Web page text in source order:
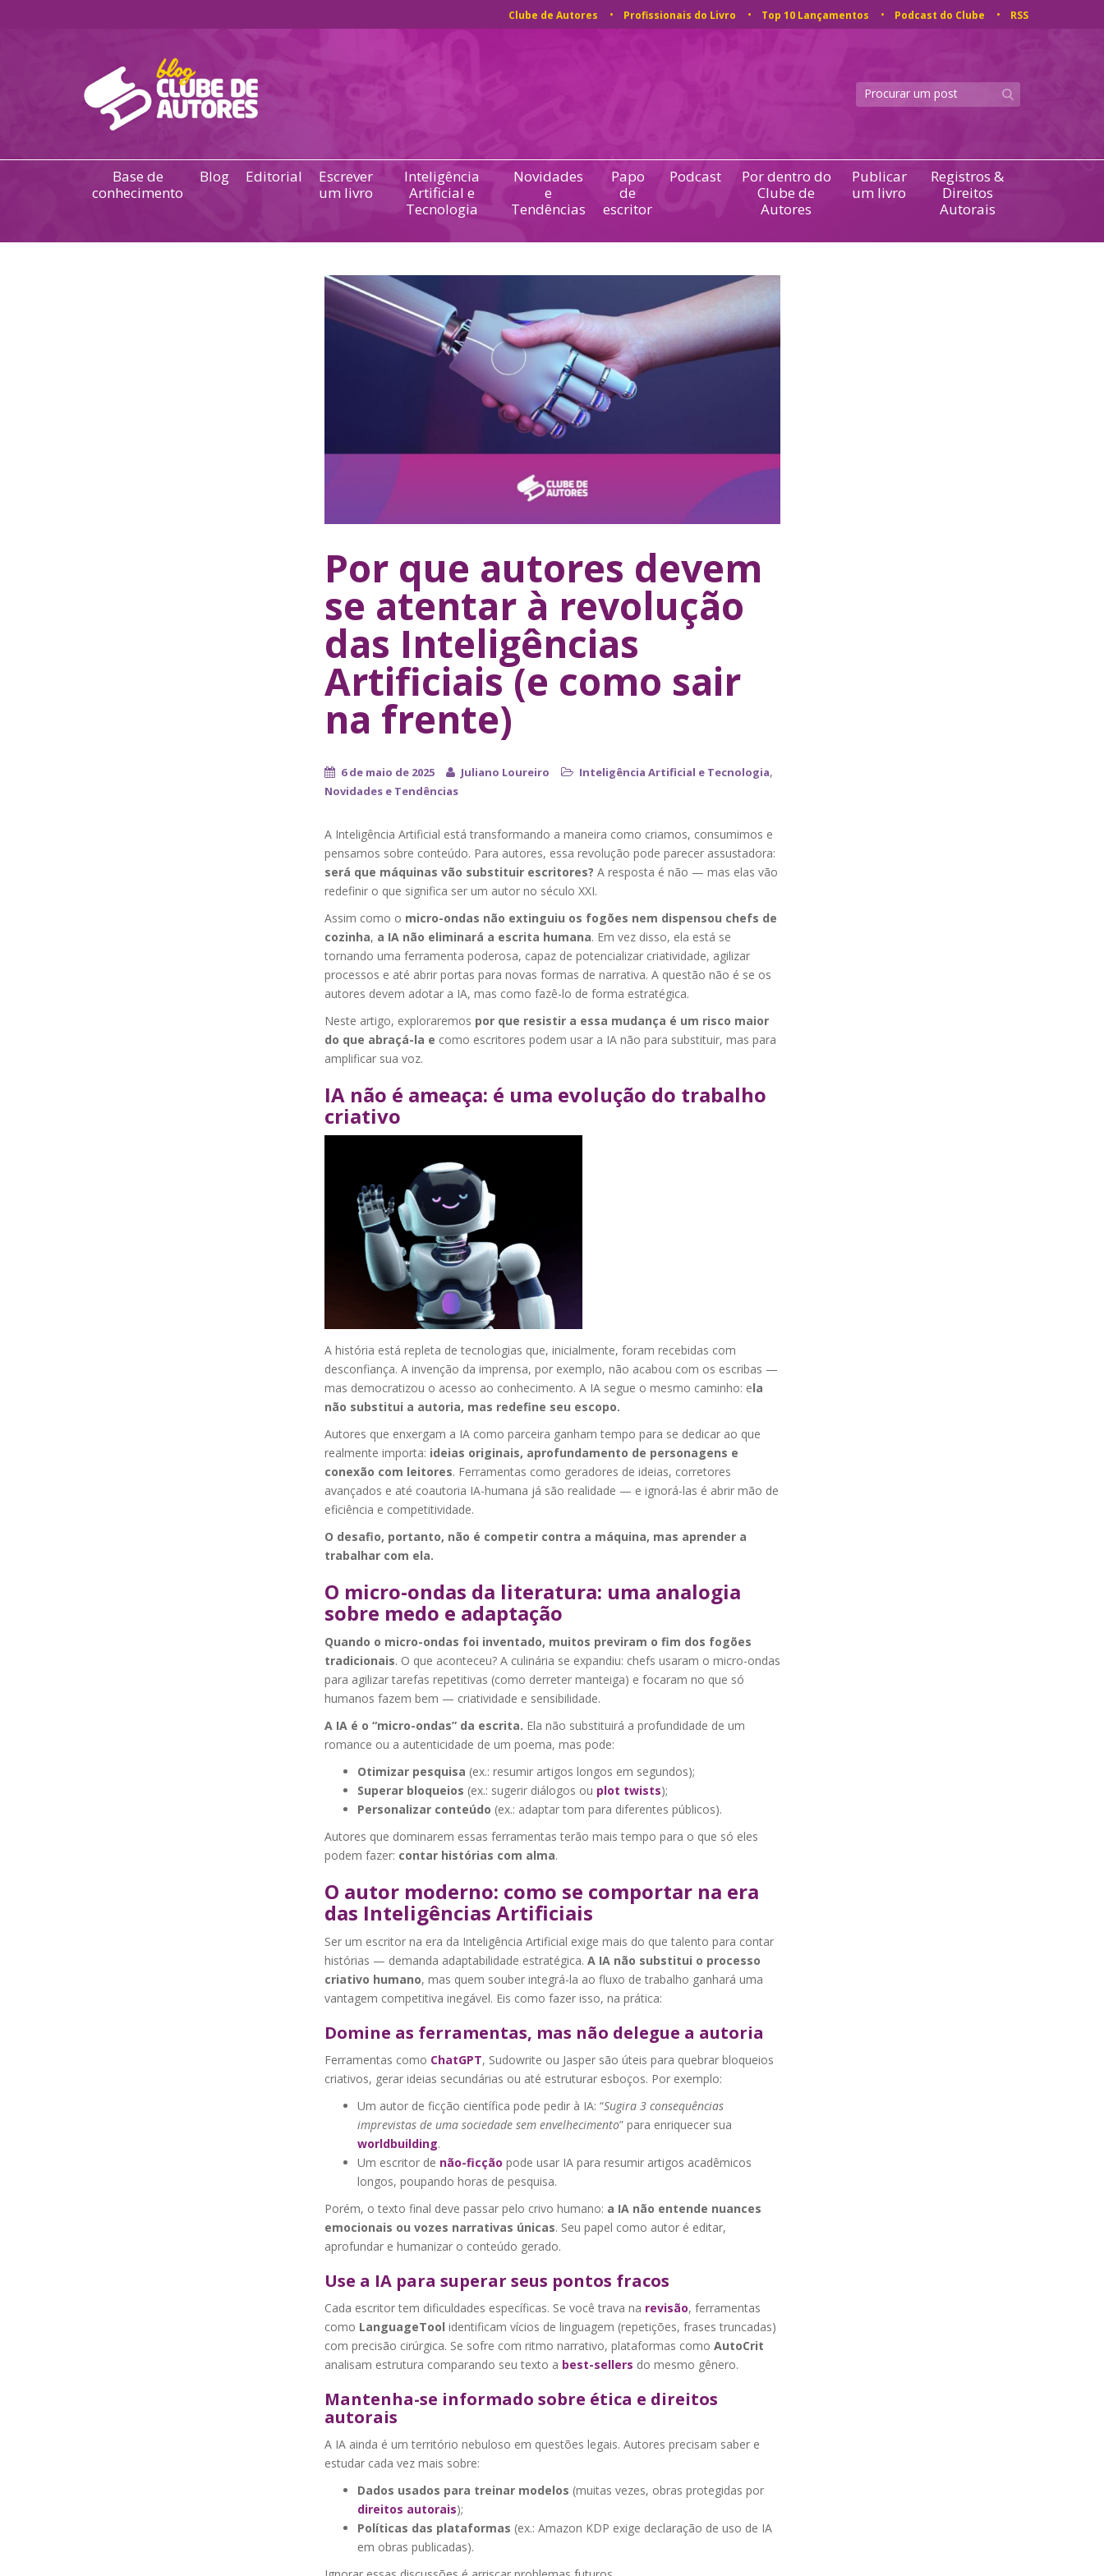
Clube de Autores Profissionais do Livro Top 10 Lançamentos Podcast do Clube RSS
Base de
conhecimento
Blog Editorial
Escrever
um livro
Inteligência
Artificial e
Tecnologia
Novidades
e
Tendências
Papo
de
escritor
Podcast
Por dentro do
Clube de
Autores
Publicar
um livro
Registros &
Direitos
Autorais
Por que autores devem
se atentar à revolução
das Inteligências
Artificiais (e como sair
na frente)
6 de maio de 2025 Juliano Loureiro Inteligência Artificial e Tecnologia,
Novidades e Tendências
A Inteligência Artificial está transformando a maneira como criamos, consumimos e
pensamos sobre conteúdo. Para autores, essa revolução pode parecer assustadora:
será que máquinas vão substituir escritores? A resposta é não — mas elas vão
redefinir o que significa ser um autor no século XXI.
Assim como o micro-ondas não extinguiu os fogões nem dispensou chefs de
cozinha, a IA não eliminará a escrita humana. Em vez disso, ela está se
tornando uma ferramenta poderosa, capaz de potencializar criatividade, agilizar
processos e até abrir portas para novas formas de narrativa. A questão não é se os
autores devem adotar a IA, mas como fazê-lo de forma estratégica.
Neste artigo, exploraremos por que resistir a essa mudança é um risco maior
do que abraçá-la e como escritores podem usar a IA não para substituir, mas para
amplificar sua voz.
IA não é ameaça: é uma evolução do trabalho
criativo
A história está repleta de tecnologias que, inicialmente, foram recebidas com
desconfiança. A invenção da imprensa, por exemplo, não acabou com os escribas —
mas democratizou o acesso ao conhecimento. A IA segue o mesmo caminho: ela
não substitui a autoria, mas redefine seu escopo.
Autores que enxergam a IA como parceira ganham tempo para se dedicar ao que
realmente importa: ideias originais, aprofundamento de personagens e
conexão com leitores. Ferramentas como geradores de ideias, corretores
avançados e até coautoria IA-humana já são realidade — e ignorá-las é abrir mão de
eficiência e competitividade.
O desafio, portanto, não é competir contra a máquina, mas aprender a
trabalhar com ela.
O micro-ondas da literatura: uma analogia
sobre medo e adaptação
Quando o micro-ondas foi inventado, muitos previram o fim dos fogões
tradicionais. O que aconteceu? A culinária se expandiu: chefs usaram o micro-ondas
para agilizar tarefas repetitivas (como derreter manteiga) e focaram no que só
humanos fazem bem — criatividade e sensibilidade.
A IA é o “micro-ondas” da escrita. Ela não substituirá a profundidade de um
romance ou a autenticidade de um poema, mas pode:
Otimizar pesquisa (ex.: resumir artigos longos em segundos);
Superar bloqueios (ex.: sugerir diálogos ou plot twists);
Personalizar conteúdo (ex.: adaptar tom para diferentes públicos).
Autores que dominarem essas ferramentas terão mais tempo para o que só eles
podem fazer: contar histórias com alma.
O autor moderno: como se comportar na era
das Inteligências Artificiais
Ser um escritor na era da Inteligência Artificial exige mais do que talento para contar
histórias — demanda adaptabilidade estratégica. A IA não substitui o processo
criativo humano, mas quem souber integrá-la ao fluxo de trabalho ganhará uma
vantagem competitiva inegável. Eis como fazer isso, na prática:
Domine as ferramentas, mas não delegue a autoria
Ferramentas como ChatGPT, Sudowrite ou Jasper são úteis para quebrar bloqueios
criativos, gerar ideias secundárias ou até estruturar esboços. Por exemplo:
Um autor de ficção científica pode pedir à IA: “Sugira 3 consequências
imprevistas de uma sociedade sem envelhecimento” para enriquecer sua
worldbuilding.
Um escritor de não-ficção pode usar IA para resumir artigos acadêmicos
longos, poupando horas de pesquisa.
Porém, o texto final deve passar pelo crivo humano: a IA não entende nuances
emocionais ou vozes narrativas únicas. Seu papel como autor é editar,
aprofundar e humanizar o conteúdo gerado.
Use a IA para superar seus pontos fracos
Cada escritor tem dificuldades específicas. Se você trava na revisão, ferramentas
como LanguageTool identificam vícios de linguagem (repetições, frases truncadas)
com precisão cirúrgica. Se sofre com ritmo narrativo, plataformas como AutoCrit
analisam estrutura comparando seu texto a best-sellers do mesmo gênero.
Mantenha-se informado sobre ética e direitos
autorais
A IA ainda é um território nebuloso em questões legais. Autores precisam saber e
estudar cada vez mais sobre:
Dados usados para treinar modelos (muitas vezes, obras protegidas por
direitos autorais);
Políticas das plataformas (ex.: Amazon KDP exige declaração de uso de IA
em obras publicadas).